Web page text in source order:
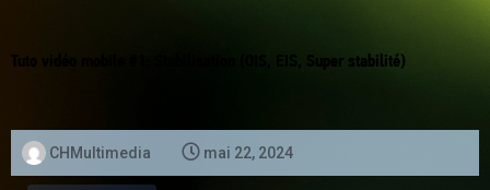
Tuto vidéo mobile #1: Stabilisation (OIS, EIS, Super stabilité)
CHMultimedia mai 22, 2024